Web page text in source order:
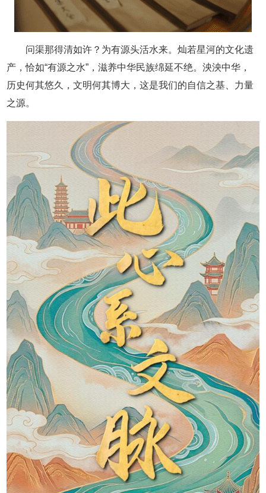
问渠那得清如许？为有源头活水来。灿若星河的文化遗
产，恰如“有源之水”，滋养中华民族绵延不绝。泱泱中华，
历史何其悠久，文明何其博大，这是我们的自信之基、力量
之源。